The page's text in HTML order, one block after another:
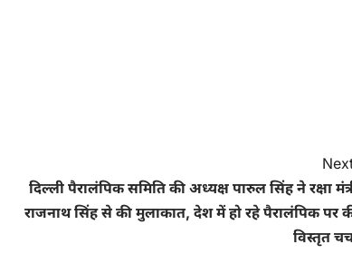
दिल्ली पैरालंपिक समिति की अध्यक्ष पारुल सिंह ने रक्षा
राजनाथ सिंह से की मुलाकात, देश में हो रहे पैरालंपिक पर
विस्तृत